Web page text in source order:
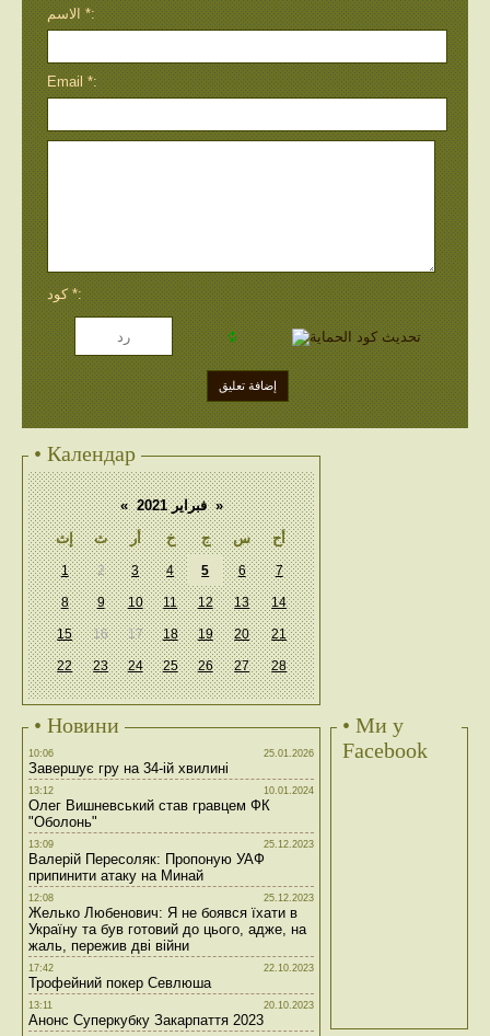
الاسم *:
Email *:
كود *:
• Календар
« فبراير 2021 »
إث
ث أر خ ج س أح
1 2 3 4 5 6 7
8 9 10 11 12 13 14
15 16 17 18 19 20 21
22 23 24 25 26 27 28
• Новини
10:06 25.01.2026
Завершує гру на 34-ій хвилині
13:12 10.01.2024
Олег Вишневський став гравцем ФК
"Оболонь"
13:09 25.12.2023
Валерій Пересоляк: Пропоную УАФ
припинити атаку на Минай
12:08 25.12.2023
Желько Любенович: Я не боявся їхати в
Україну та був готовий до цього, адже, на
жаль, пережив дві війни
17:42 22.10.2023
Трофейний покер Севлюша
13:11 20.10.2023
Анонс Суперкубку Закарпаття 2023
• Ми у
Facebook